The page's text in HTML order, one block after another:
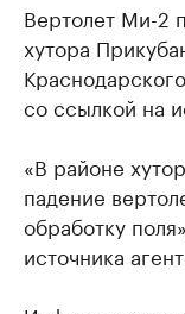
Вертолет Ми-2
хутора
со ссылкой на
«В районе
падение
обработку
источника